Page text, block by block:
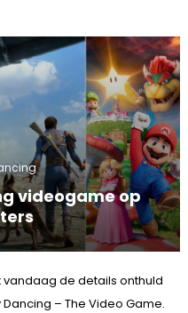
videogame op
vandaag de details onthuld
– The Video Game.